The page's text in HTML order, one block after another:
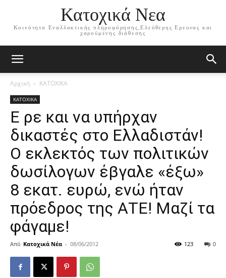
Κατοχικά Νεα
Κοινότητα Εναλλακτικής πληροφόρησης,Ελεύθερης Ερευνας και
χαρούμενης διάθεσης
Αρχική ΚΑΤΟΧΙΚΑ
ΚΑΤΟΧΙΚΑ
Ε ρε και να υπήρχαν
δικαστές στο Ελλαδιστάν!
Ο εκλεκτός των πολιτικών
δωσίλογων έβγαλε «έξω»
8 εκατ. ευρώ, ενώ ήταν
πρόεδρος της ΑΤΕ! Μαζί τα
φάγαμε!
Από Κατοχικά Νέα - 08/06/2012 0
123